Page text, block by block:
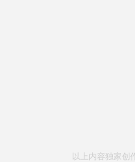
以上内容独家创